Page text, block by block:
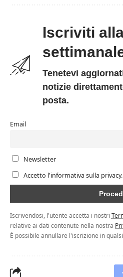
Iscriviti
Tenetevi
notizie
posta.
Email
Newsletter
Accetto l'informativa sulla privacy.
Iscrivendosi, l'utente accetta i nostri
relative ai dati contenute nella nostra
È possibile annullare l'iscrizione in